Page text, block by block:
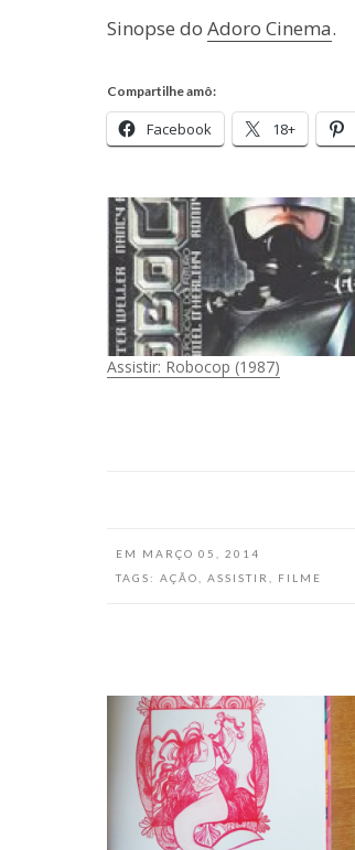
Sinopse do Adoro Cinema.
Compartilhe amô:
Facebook 18+
Assistir: Robocop (1987)
EM
MARÇO 05, 2014
TAGS: AÇÃO ASSISTIR FILME